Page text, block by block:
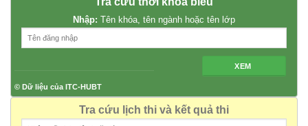
Nhập: Tên khóa, tên ngành hoặc tên lớp
XEM
© Dữ liệu của ITC-HUBT
Tra cứu lịch thi và kết quả thi